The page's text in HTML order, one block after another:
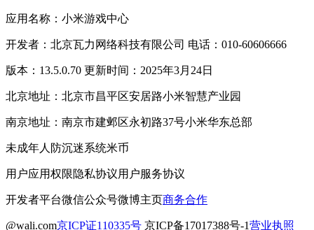
应用名称：小米游戏中心
开发者：北京瓦力网络科技有限公司 电话：010-60606666
版本：13.5.0.70 更新时间：2025年3月24日
北京地址：北京市昌平区安居路小米智慧产业园
南京地址：南京市建邺区永初路37号小米华东总部
未成年人防沉迷系统米币
用户应用权限隐私协议用户服务协议
开发者平台微信公众号微博主页商务合作
@wali.com京ICP证110335号 京ICP备17017388号-1营业执照